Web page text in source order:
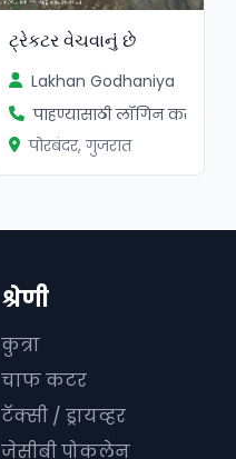
ટ્રેકટર વેચવાનું છે
Lakhan Godhaniya
पाहण्यासाठी लॉगिन करा
पोरबंदर, गुजरात
श्रेणी
कुत्रा
चाफ कटर
टॅक्सी / ड्रायव्हर
जेसीबी पोकलेन